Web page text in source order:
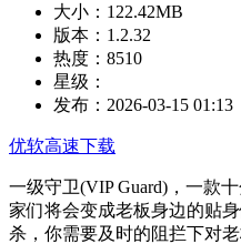
大小： 122.42MB
版本： 1.2.32
热度： 8510
星级：
发布： 2026-03-15 01:13
优软高速下载
一级守卫(VIP Guard)，一款
家们将会变成老板身边的贴
杀，你需要及时的阻拦下对